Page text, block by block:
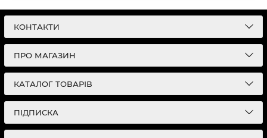
КОНТАКТИ
ПРО МАГАЗИН
КАТАЛОГ ТОВАРІВ
ПІДПИСКА